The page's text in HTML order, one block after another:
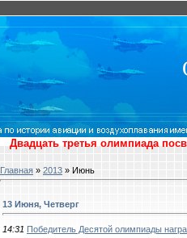
Двадцать третья олимпиада
Главная » 2013 » Июнь
13 Июня, Четверг
14:31 Победитель Десятой олимпиады